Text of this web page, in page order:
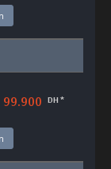
99.900 DH *